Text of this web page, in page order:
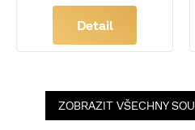
Detail
ZOBRAZIT VŠECHNY